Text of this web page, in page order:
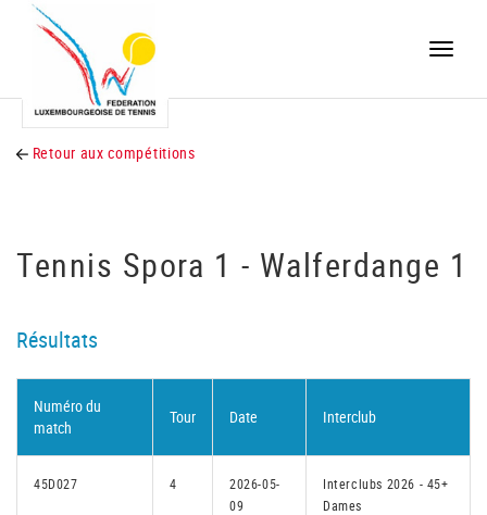
Toggle
Retour aux compétitions
Tennis Spora 1 - Walferdange 1
Résultats
Numéro du
match
Tour Date Interclub
45D027 4
2026-05-
09
Interclubs 2026 - 45+
Dames